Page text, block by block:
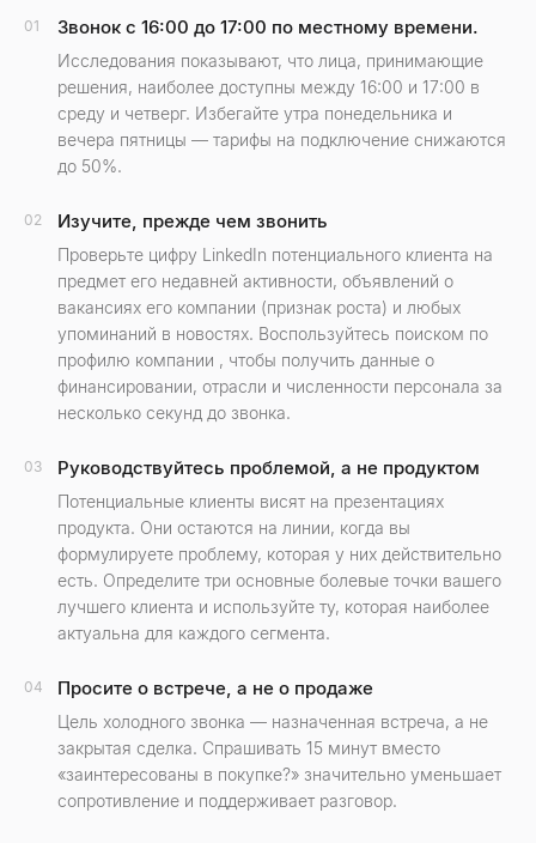
01 Звонок с 16:00 до 17:00 по местному времени.
Исследования показывают, что лица, принимающие
решения, наиболее доступны между 16:00 и 17:00 в
среду и четверг. Избегайте утра понедельника и
вечера пятницы — тарифы на подключение снижаются
до 50%.
02 Изучите, прежде чем звонить
Проверьте цифру LinkedIn потенциального клиента на
предмет его недавней активности, объявлений о
вакансиях его компании (признак роста) и любых
упоминаний в новостях. Воспользуйтесь поиском по
профилю компании , чтобы получить данные о
финансировании, отрасли и численности персонала за
несколько секунд до звонка.
03 Руководствуйтесь проблемой, а не продуктом
Потенциальные клиенты висят на презентациях
продукта. Они остаются на линии, когда вы
формулируете проблему, которая у них действительно
есть. Определите три основные болевые точки вашего
лучшего клиента и используйте ту, которая наиболее
актуальна для каждого сегмента.
04 Просите о встрече, а не о продаже
Цель холодного звонка — назначенная встреча, а не
закрытая сделка. Спрашивать 15 минут вместо
«заинтересованы в покупке?» значительно уменьшает
сопротивление и поддерживает разговор.